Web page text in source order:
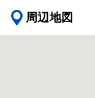
周辺地図